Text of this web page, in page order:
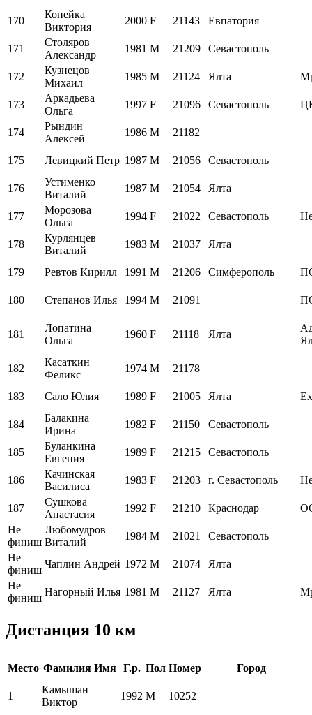
170
Копейка
Виктория
2000 F 21143 Евпатория
171
Столяров
Александр
1981 M 21209 Севастополь
172
Кузнецов
Михаил
1985 M 21124 Ялта
173
Аркадьева
Ольга
1997 F 21096 Севастополь
174
Рындин
Алексей
1986 M 21182
175 Левицкий Петр 1987 M 21056 Севастополь
176
Устименко
Виталий
1987 M 21054 Ялта
177
Морозова
Ольга
1994 F 21022 Севастополь
178
Курлянцев
Виталий
1983 M 21037 Ялта
179 Ревтов Кирилл 1991 M 21206 Симферополь
180 Степанов Илья 1994 M 21091
181
Лопатина
Ольга
1960 F 21118 Ялта
182
Касаткин
Феликс
1974 M 21178
183 Сало Юлия 1989 F 21005 Ялта
184
Балакина
Ирина
1982 F 21150 Севастополь
185
Буланкина
Евгения
1989 F 21215 Севастополь
186
Качинская
Василиса
1983 F 21203 г. Севастополь
187
Сушкова
Анастасия
1992 F 21210 Краснодар
Не
финиш
Любомудров
Виталий
1984 M 21021
Севастополь
Не
финиш
Чаплин Андрей 1972 M 21074
Ялта
Не
финиш
Нагорный Илья 1981 M 21127 Ялта
Дистанция 10 км
Место Фамилия Имя Г.р. Пол Номер Город
1
Камышан
Виктор
1992 M 10252